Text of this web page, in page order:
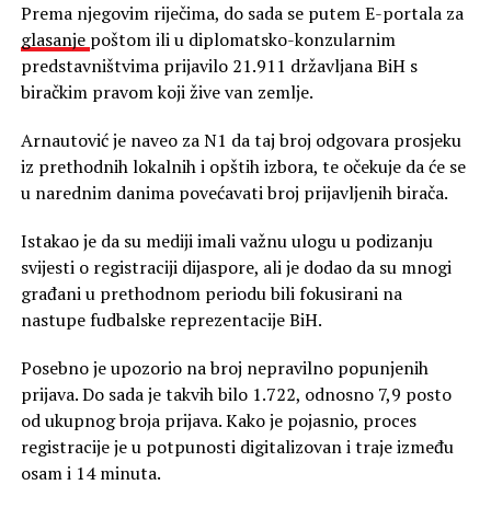
Prema njegovim riječima, do sada se putem E-portala za
glasanje poštom ili u diplomatsko-konzularnim
predstavništvima prijavilo 21.911 državljana BiH s
biračkim pravom koji žive van zemlje.
Arnautović je naveo za N1 da taj broj odgovara prosjeku
iz prethodnih lokalnih i opštih izbora, te očekuje da će se
u narednim danima povećavati broj prijavljenih birača.
Istakao je da su mediji imali važnu ulogu u podizanju
svijesti o registraciji dijaspore, ali je dodao da su mnogi
građani u prethodnom periodu bili fokusirani na
nastupe fudbalske reprezentacije BiH.
Posebno je upozorio na broj nepravilno popunjenih
prijava. Do sada je takvih bilo 1.722, odnosno 7,9 posto
od ukupnog broja prijava. Kako je pojasnio, proces
registracije je u potpunosti digitalizovan i traje između
osam i 14 minuta.